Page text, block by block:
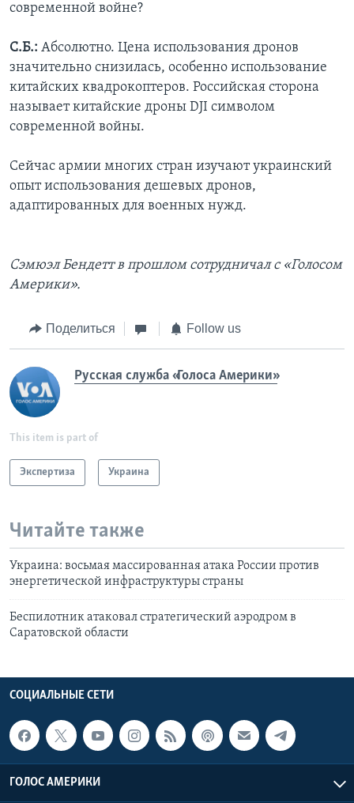
современной войне?
С.Б.: Абсолютно. Цена использования дронов
значительно снизилась, особенно использование
китайских квадрокоптеров. Российская сторона
называет китайские дроны DJI символом
современной войны.
Сейчас армии многих стран изучают украинский
опыт использования дешевых дронов,
адаптированных для военных нужд.
Сэмюэл Бендетт в прошлом сотрудничал с «Голосом
Америки».
Поделиться Follow us
Русская служба «Голоса Америки»
This item is part of
Экспертиза Украина
Читайте также
Украина: восьмая массированная атака России против
энергетической инфраструктуры страны
Беспилотник атаковал стратегический аэродром в
Саратовской области
СОЦИАЛЬНЫЕ СЕТИ
ГОЛОС АМЕРИКИ